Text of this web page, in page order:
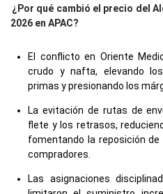
¿Por qué cambió el precio del
2026 en APAC?
El conflicto en Oriente
crudo y nafta, elevando
primas y presionando los
La evitación de rutas de
flete y los retrasos,
fomentando la reposición
compradores.
Las asignaciones